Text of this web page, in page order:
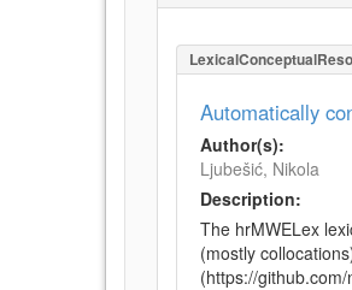
Automatically
Author(s):
Ljubešić, Nikola
Description:
The hrMWELex
(mostly
(https://github.com/